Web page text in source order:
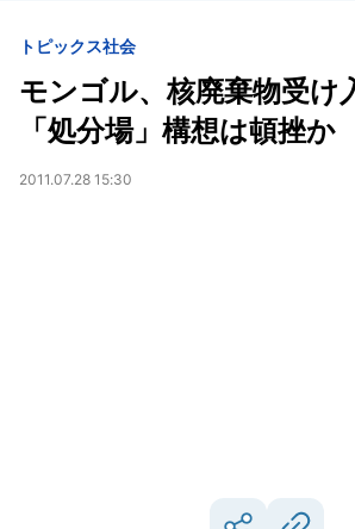
トピックス社会
モンゴル、核廃棄物受け
「処分場」構想は頓挫か
2011.07.28 15:30